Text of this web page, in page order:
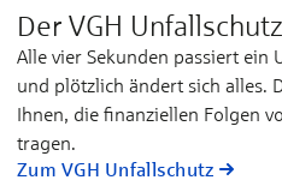
Der VGH Unfallschutz
Alle vier Sekunden passiert ein
und plötz­lich ändert sich alles.
Ihnen, die finan­ziellen Folgen
tra­gen.
Zum VGH Unfallschutz